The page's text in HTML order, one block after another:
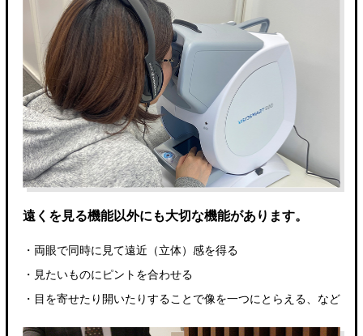
遠くを見る機能以外にも大切な機能があります。
・両眼で同時に見て遠近（立体）感を得る
・見たいものにピントを合わせる
・目を寄せたり開いたりすることで像を一つにとらえる、など